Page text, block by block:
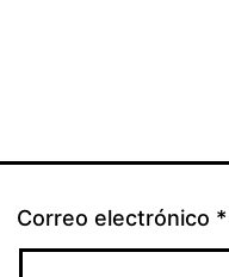
Correo electrónico *